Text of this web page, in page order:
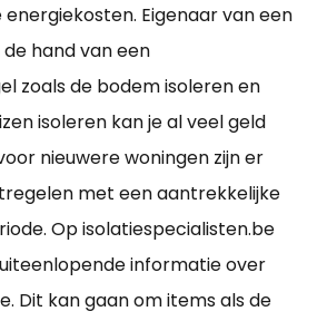
Eigenaar van een
hand van een
zoals de bodem isoleren en
isoleren kan je al veel geld
nieuwere woningen zijn er
met een aantrekkelijke
Op isolatiespecialisten.be
informatie over
Dit kan gaan om items als de